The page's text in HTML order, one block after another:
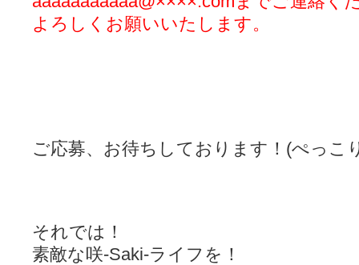
よろしくお願いいたします。
ご応募、お待ちしております！(ぺっこ
それでは！
素敵な咲-Saki-ライフを！